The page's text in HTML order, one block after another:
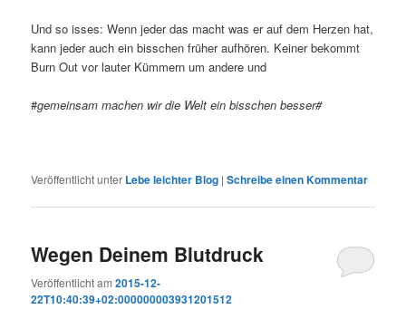
Und so isses: Wenn jeder das macht was er auf dem Herzen hat,
kann jeder auch ein bisschen früher aufhören. Keiner bekommt
Burn Out vor lauter Kümmern um andere und
#gemeinsam machen wir die Welt ein bisschen besser#
Veröffentlicht unter Lebe leichter Blog |Schreibe einen Kommentar
Wegen Deinem Blutdruck
Veröffentlicht am2015-12-
22T10:40:39+02:000000003931201512